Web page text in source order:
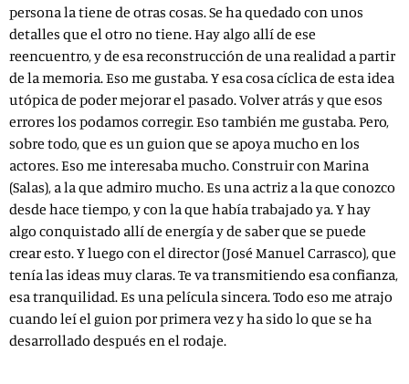
persona la tiene de otras cosas. Se ha quedado con unos
detalles que el otro no tiene. Hay algo allí de ese
reencuentro, y de esa reconstrucción de una realidad a partir
de la memoria. Eso me gustaba. Y esa cosa cíclica de esta idea
utópica de poder mejorar el pasado. Volver atrás y que esos
errores los podamos corregir. Eso también me gustaba. Pero,
sobre todo, que es un guion que se apoya mucho en los
actores. Eso me interesaba mucho. Construir con Marina
(Salas), a la que admiro mucho. Es una actriz a la que conozco
desde hace tiempo, y con la que había trabajado ya. Y hay
algo conquistado allí de energía y de saber que se puede
crear esto. Y luego con el director (José Manuel Carrasco), que
tenía las ideas muy claras. Te va transmitiendo esa confianza,
esa tranquilidad. Es una película sincera. Todo eso me atrajo
cuando leí el guion por primera vez y ha sido lo que se ha
desarrollado después en el rodaje.